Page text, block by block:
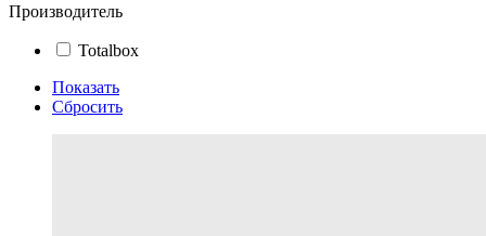
Производитель
Totalbox
Показать
Сбросить